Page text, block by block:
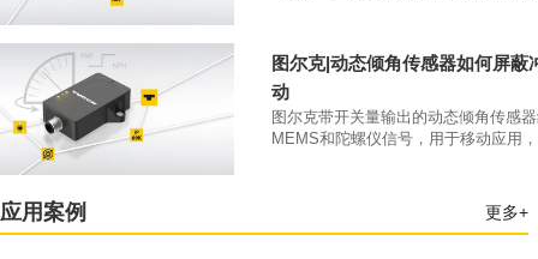
本体上。
图尔克|动态倾角传感器如何屏蔽
动
图尔克带开关量输出的动态倾角传感
MEMS和陀螺仪信号，用于移动应用
应用案例 更多+